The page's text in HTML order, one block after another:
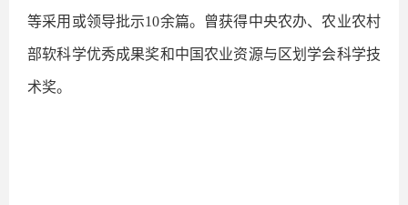
等采用或领导批示10余篇。曾获得中央农办、农业农村
部软科学优秀成果奖和中国农业资源与区划学会科学技
术奖。